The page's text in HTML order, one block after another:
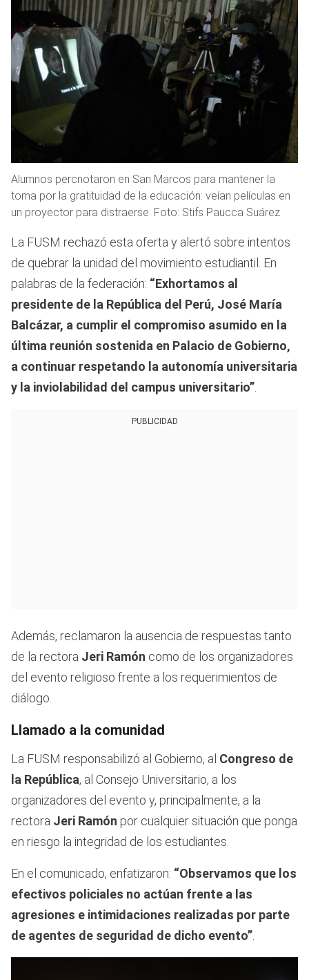
Alumnos percnotaron en San Marcos para mantener la
toma por la gratituidad de la educación: veían películas en
un proyector para distraerse. Foto: Stifs Paucca Suárez
La FUSM rechazó esta oferta y alertó sobre intentos
de quebrar la unidad del movimiento estudiantil. En
palabras de la federación: “Exhortamos al
presidente de la República del Perú, José María
Balcázar, a cumplir el compromiso asumido en la
última reunión sostenida en Palacio de Gobierno,
a continuar respetando la autonomía universitaria
y la inviolabilidad del campus universitario”.
PUBLICIDAD
Además, reclamaron la ausencia de respuestas tanto
de la rectora Jeri Ramón como de los organizadores
del evento religioso frente a los requerimientos de
diálogo.
Llamado a la comunidad
La FUSM responsabilizó al Gobierno, al Congreso de
la República, al Consejo Universitario, a los
organizadores del evento y, principalmente, a la
rectora Jeri Ramón por cualquier situación que ponga
en riesgo la integridad de los estudiantes.
En el comunicado, enfatizaron: “Observamos que los
efectivos policiales no actúan frente a las
agresiones e intimidaciones realizadas por parte
de agentes de seguridad de dicho evento”.